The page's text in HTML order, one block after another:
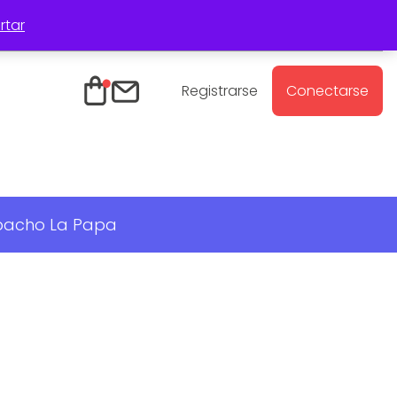
Registrarse Conectarse
La Papa